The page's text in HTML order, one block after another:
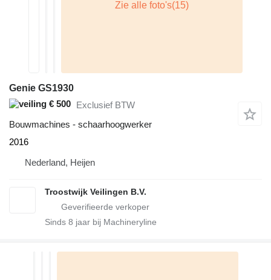
Genie GS1930
€ 500 Exclusief BTW
Bouwmachines - schaarhoogwerker
2016
Nederland, Heijen
Troostwijk Veilingen B.V.
Sinds 8 jaar bij Machineryline